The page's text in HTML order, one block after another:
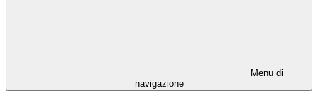
Menu di
navigazione